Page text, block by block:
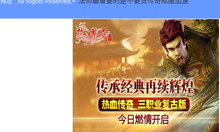
网址 All Rights Reserved.